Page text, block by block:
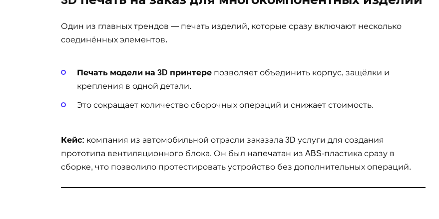
Один из главных трендов — печать изделий, которые сразу включают несколько
соединённых элементов.
Печать модели на 3D принтере позволяет объединить корпус, защёлки и
крепления в одной детали.
Это сокращает количество сборочных операций и снижает стоимость.
Кейс: компания из автомобильной отрасли заказала 3D услуги для создания
прототипа вентиляционного блока. Он был напечатан из ABS-пластика сразу в
сборке, что позволило протестировать устройство без дополнительных операций.